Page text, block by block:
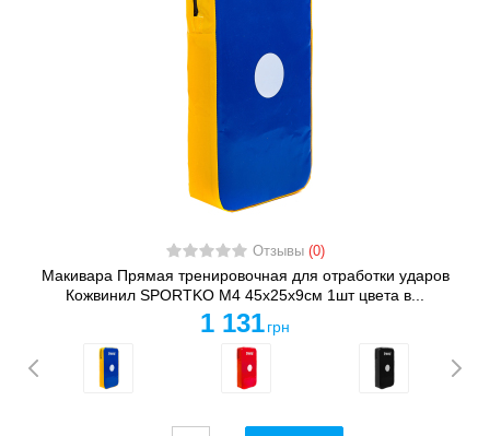
Отзывы (0)
Макивара Прямая тренировочная для отработки ударов
Кожвинил SPORTKO M4 45x25x9см 1шт цвета в...
1 131 грн